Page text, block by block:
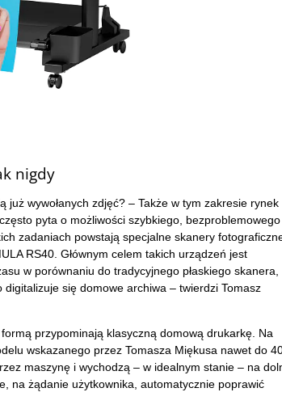
nigdy
wywołanych zdjęć? – Także w tym zakresie rynek
pyta o możliwości szybkiego, bezproblemowego
zadaniach powstają specjalne skanery
RS40. Głównym celem takich urządzeń jest
w porównaniu do tradycyjnego płaskiego skanera,
się domowe archiwa – twierdzi Tomasz
przypominają klasyczną domową drukarkę. Na
wskazanego przez Tomasza Miękusa nawet do
maszynę i wychodzą – w idealnym stanie – na
na żądanie użytkownika, automatycznie poprawić